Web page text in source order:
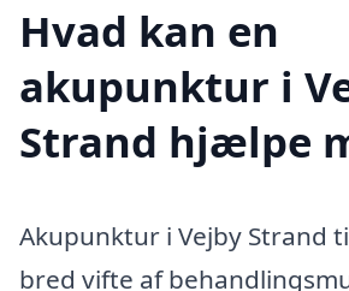
Hvad kan en
akupunktur i
Strand hjælpe
Akupunktur i Vejby Strand
bred vifte af